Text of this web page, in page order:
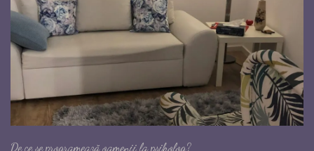
De ce se programează oamenii la psiholog?